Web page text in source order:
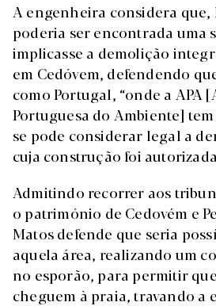
A engenheira considera que,
poderia ser encontrada uma
implicasse a demolição
em Cedóvem, defendendo
como Portugal, “onde a APA
Portuguesa do Ambiente]
se pode considerar legal a
cuja construção foi
Admitindo recorrer aos
o património de Cedovém e
Matos defende que seria
aquela área, realizando um
no esporão, para permitir
cheguem à praia, travando a